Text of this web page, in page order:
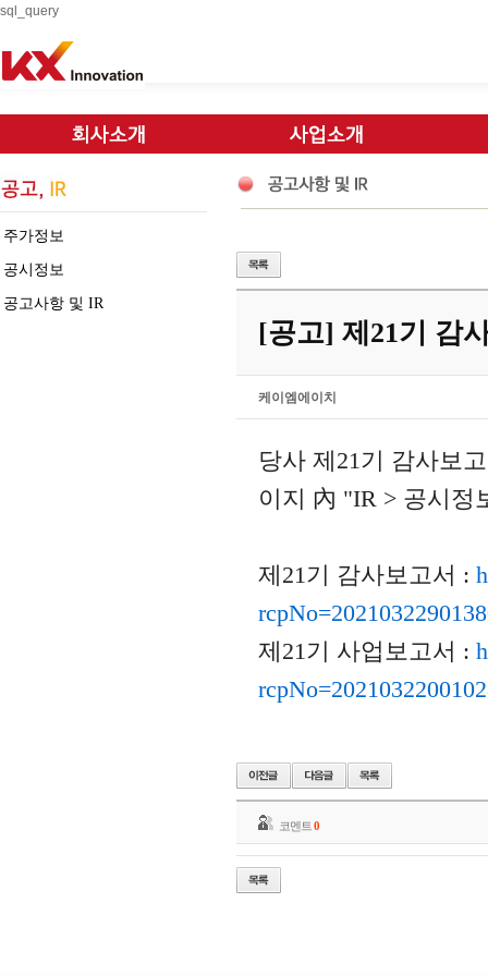
sql_query
주가정보
공시정보
공고사항 및 IR
[공고] 제21기 감
케이엠에이치
당사 제21기 감사보
이지 內 "IR > 공시정
제21기 감사보고서 :
제21기 사업보고서 :
코멘트 0